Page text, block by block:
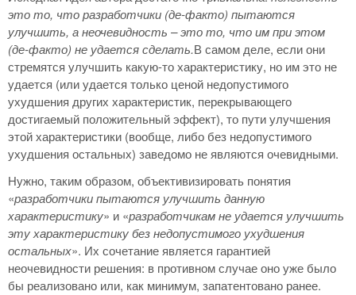
это то, что разработчики (де-факто) пытаются
улучшить, а неочевидность – это то, что им при этом
(де-факто) не удается сделать.В самом деле, если они
стремятся улучшить какую-то характеристику, но им это не
удается (или удается только ценой недопустимого
ухудшения других характеристик, перекрывающего
достигаемый положительный эффект), то пути улучшения
этой характеристики (вообще, либо без недопустимого
ухудшения остальных) заведомо не являются очевидными.
Нужно, таким образом, объективизировать понятия
«разработчики пытаются улучшить данную
характеристику» и «разработчикам не удается улучшить
эту характеристику без недопустимого ухудшения
остальных». Их сочетание является гарантией
неочевидности решения: в противном случае оно уже было
бы реализовано или, как минимум, запатентовано ранее.